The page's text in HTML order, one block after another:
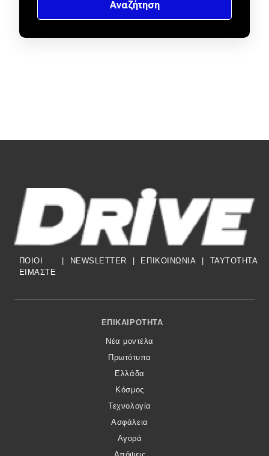
ΠΟΙΟΙ
ΕΙΜΑΣΤΕ
| NEWSLETTER | ΕΠΙΚΟΙΝΩΝΙΑ | TAYTOTHTA
Footer Menu
ΕΠΙΚΑΙΡΌΤΗΤΑ
Νέα μοντέλα
Πρωτότυπα
Ελλάδα
Κόσμος
Τεχνολογία
Ασφάλεια
Αγορά
Απόψεις